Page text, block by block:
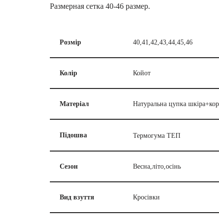
Размерная сетка 40-46 размер.
Розмір 40,41,42,43,44,45,46
Колір Койот
Матеріал Натуральна цупка
Підошва Термогума ТЕП
Сезон Весна,літо,осінь
Вид взуття Кросівки